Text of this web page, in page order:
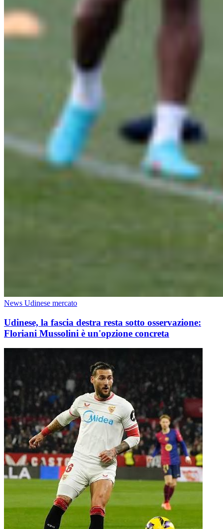
News Udinese mercato
Udinese, la fascia destra resta sotto osservazione:
Floriani Mussolini è un'opzione concreta